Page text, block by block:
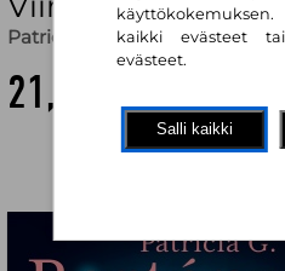
Patricia G. Bertényi
21,30 €
kaikki evästeet
evästeet.
Salli kaikki